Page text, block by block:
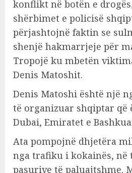
konflikt në botën e
shërbimet e policisë
përjashtojnë faktin se
shenjë hakmarrjeje për
Tropojë ku mbetën
Denis Matoshit.
Denis Matoshi është një
të organizuar shqiptar që
Dubai, Emiratet e
Ata pompojnë dhjetëra
nga trafiku i kokainës, në
pasurive të paluajtshme.